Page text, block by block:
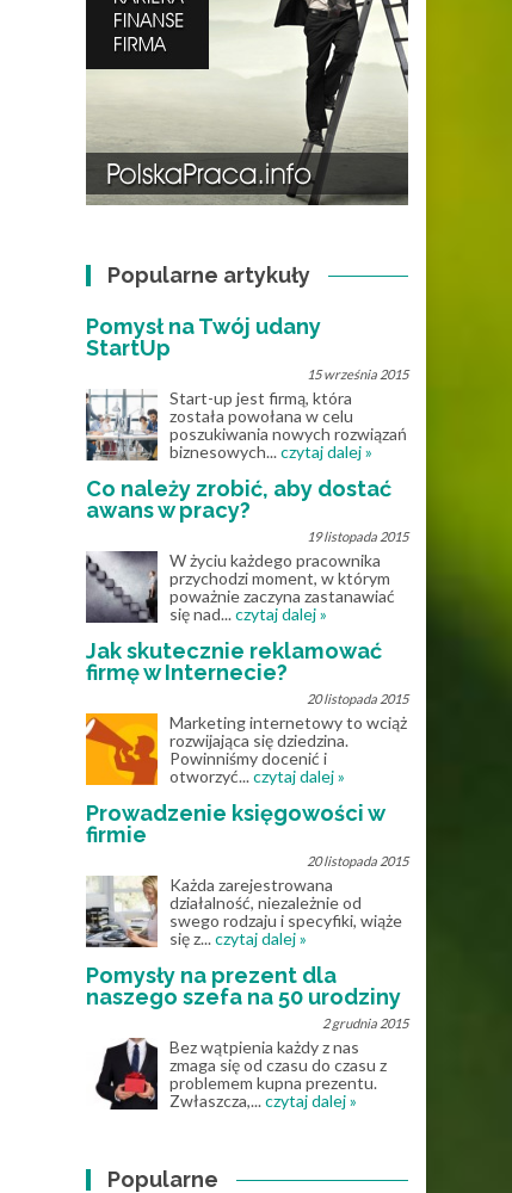
Popularne artykuły
Pomysł na Twój udany
StartUp
15 września 2015
Start-up jest firmą, która
została powołana w celu
poszukiwania nowych rozwiązań
biznesowych...czytaj dalej »
Co należy zrobić, aby dostać
awans w pracy?
19 listopada 2015
W życiu każdego pracownika
przychodzi moment, w którym
poważnie zaczyna zastanawiać
się nad...czytaj dalej »
Jak skutecznie reklamować
firmę w Internecie?
20 listopada 2015
Marketing internetowy to wciąż
rozwijająca się dziedzina.
Powinniśmy docenić i
otworzyć...czytaj dalej »
Prowadzenie księgowości w
firmie
20 listopada 2015
Każda zarejestrowana
działalność, niezależnie od
swego rodzaju i specyfiki, wiąże
się z...czytaj dalej »
Pomysły na prezent dla
naszego szefa na 50 urodziny
2 grudnia 2015
Bez wątpienia każdy z nas
zmaga się od czasu do czasu z
problemem kupna prezentu.
Zwłaszcza,...czytaj dalej »
Popularne